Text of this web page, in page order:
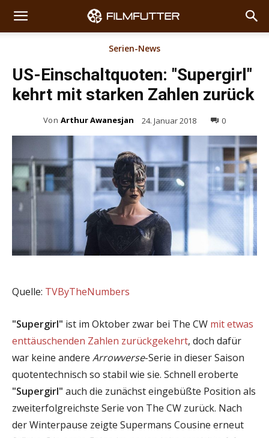
Serien-News
US-Einschaltquoten: "Supergirl"
kehrt mit starken Zahlen zurück
Von Arthur Awanesjan 24. Januar 2018 0
Quelle: TVByTheNumbers
"Supergirl" ist im Oktober zwar bei The CW mit etwas
enttäuschenden Zahlen zurückgekehrt, doch dafür
war keine andere Arrowverse-Serie in dieser Saison
quotentechnisch so stabil wie sie. Schnell eroberte
"Supergirl" auch die zunächst eingebüßte Position als
zweiterfolgreichste Serie von The CW zurück. Nach
der Winterpause zeigte Supermans Cousine erneut